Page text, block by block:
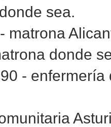
sea.
matrona
donde
-